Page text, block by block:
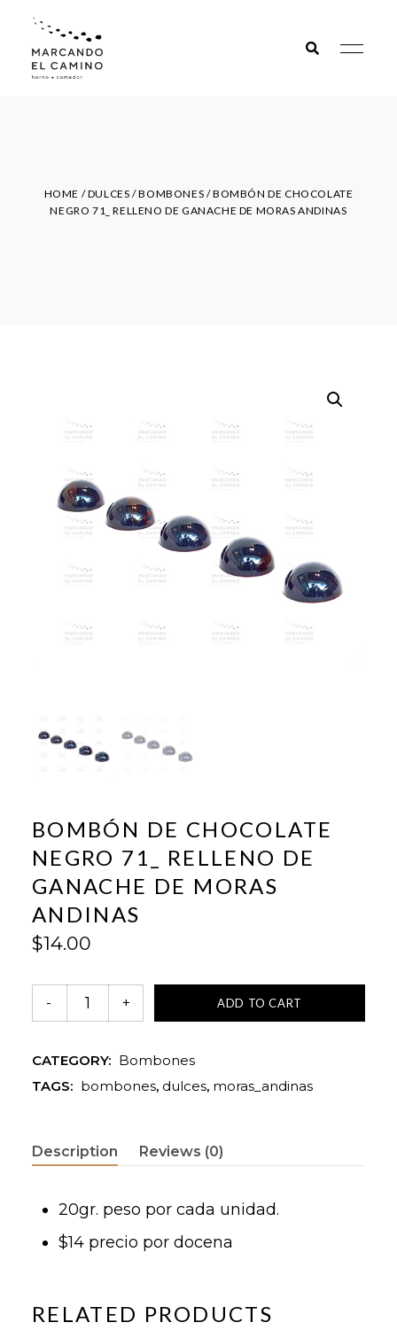
HOME /DULCES /BOMBONES / BOMBÓN DE CHOCOLATE
NEGRO 71_ RELLENO DE GANACHE DE MORAS ANDINAS
BOMBÓN DE CHOCOLATE
NEGRO 71_ RELLENO DE
GANACHE DE MORAS
ANDINAS
$14.00
ADD TO CART
CATEGORY: Bombones
TAGS: bombones, dulces, moras_andinas
Description Reviews (0)
20gr. peso por cada unidad.
$14 precio por docena
RELATED PRODUCTS